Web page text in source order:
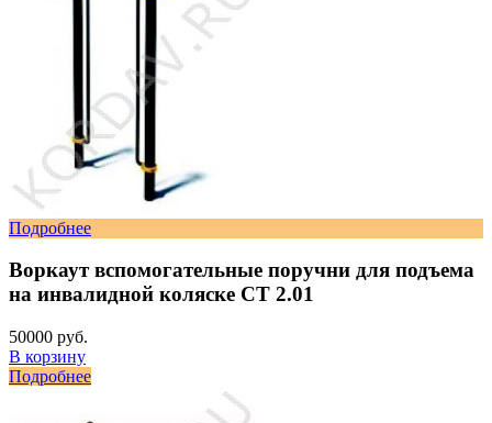
Подробнее
Воркаут вспомогательные поручни для подъема
на инвалидной коляске СТ 2.01
50000 руб.
В корзину
Подробнее